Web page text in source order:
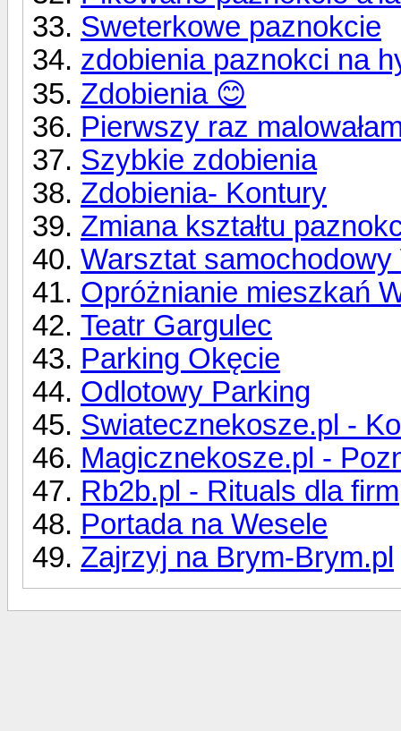
Sweterkowe paznokcie
zdobienia paznokci na
Zdobienia 😊
Pierwszy raz
Szybkie zdobienia
Zdobienia- Kontury
Zmiana kształtu
Warsztat
Opróżnianie mieszkań
Teatr Gargulec
Parking Okęcie
Odlotowy Parking
Swiatecznekosze.pl -
Magicznekosze.pl -
Rb2b.pl - Rituals dla firm
Portada na Wesele
Zajrzyj na Brym-Brym.pl